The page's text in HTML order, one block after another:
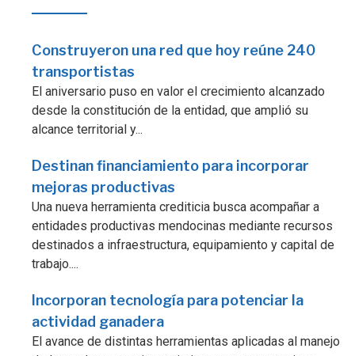
Construyeron una red que hoy reúne 240
transportistas
El aniversario puso en valor el crecimiento alcanzado
desde la constitución de la entidad, que amplió su
alcance territorial y...
Destinan financiamiento para incorporar
mejoras productivas
Una nueva herramienta crediticia busca acompañar a
entidades productivas mendocinas mediante recursos
destinados a infraestructura, equipamiento y capital de
trabajo....
Incorporan tecnología para potenciar la
actividad ganadera
El avance de distintas herramientas aplicadas al manejo